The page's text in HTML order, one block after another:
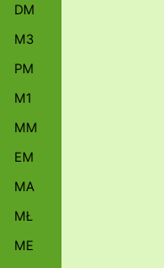
DM
M3
PM
M1
MM
EM
MA
MŁ
ME